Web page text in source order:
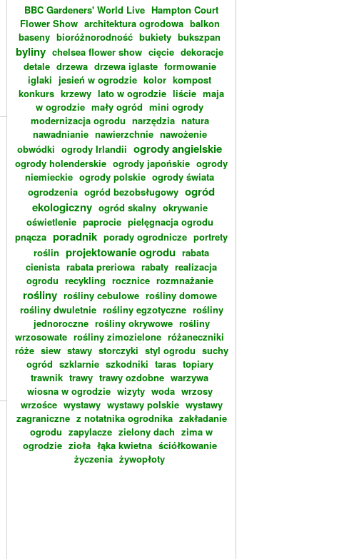
BBC Gardeners' World Live Hampton Court
Flower Show architektura ogrodowa balkon
baseny bioróżnorodność bukiety bukszpan
byliny chelsea flower show cięcie dekoracje
detale drzewa drzewa iglaste formowanie
iglaki jesień w ogrodzie kolor kompost
konkurs krzewy lato w ogrodzie liście maja
w ogrodzie mały ogród mini ogrody
modernizacja ogrodu narzędzia natura
nawadnianie nawierzchnie nawożenie
obwódki ogrody Irlandii ogrody angielskie
ogrody holenderskie ogrody japońskie ogrody
niemieckie ogrody polskie ogrody świata
ogrodzenia ogród bezobsługowy ogród
ekologiczny ogród skalny okrywanie
oświetlenie paprocie pielęgnacja ogrodu
pnącza poradnik porady ogrodnicze portrety
roślin projektowanie ogrodu rabata
cienista rabata preriowa rabaty realizacja
ogrodu recykling rocznice rozmnażanie
rośliny rośliny cebulowe rośliny domowe
rośliny dwuletnie rośliny egzotyczne rośliny
jednoroczne rośliny okrywowe rośliny
wrzosowate rośliny zimozielone różaneczniki
róże siew stawy storczyki styl ogrodu suchy
ogród szklarnie szkodniki taras topiary
trawnik trawy trawy ozdobne warzywa
wiosna w ogrodzie wizyty woda wrzosy
wrzośce wystawy wystawy polskie wystawy
zagraniczne z notatnika ogrodnika zakładanie
ogrodu zapylacze zielony dach zima w
ogrodzie zioła łąka kwietna ściółkowanie
życzenia żywopłoty